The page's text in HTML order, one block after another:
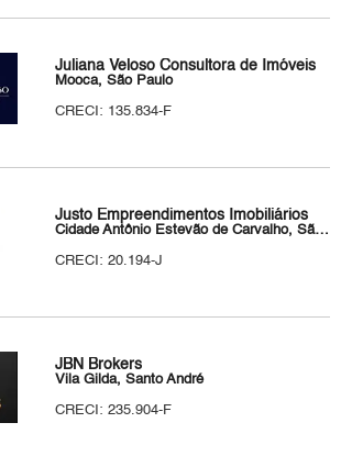
Juliana Veloso Consultora de Imóveis
Mooca, São Paulo
CRECI: 135.834-F
Justo Empreendimentos Imobiliários
Cidade Antônio Estevão de Carvalho, São Paulo
CRECI: 20.194-J
JBN Brokers
Vila Gilda, Santo André
CRECI: 235.904-F